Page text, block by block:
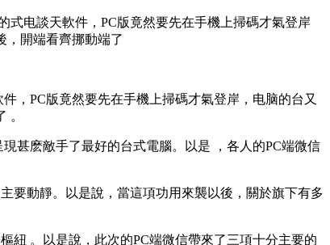
电談天軟件，PC版竟然要先在手機上掃碼才氣登岸
，開端看齊挪動端了
 ，PC版竟然要先在手機上掃碼才氣登岸，电脑的台又
。
麽敵手了最好的台式電腦 。以是 ，各人的PC端微信
。以是說，當這項功用來襲以後 ，關於旗下有多
 。以是說 ，此次的PC端微信帶來了三項十分主要的